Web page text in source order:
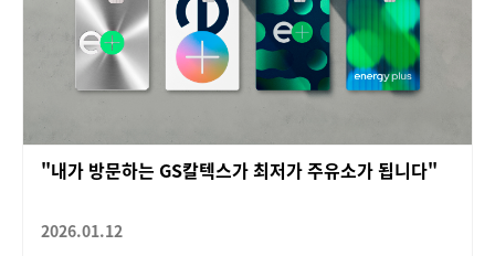
"내가 방문하는 GS칼텍스가 최저가 주유소가 됩니다"
2026.01.12